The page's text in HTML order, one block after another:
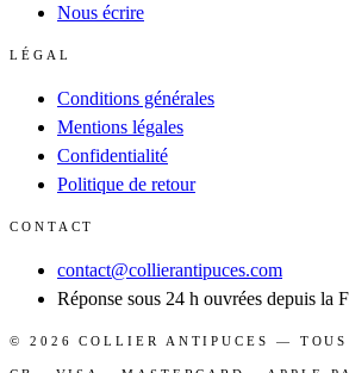
Nous écrire
LÉGAL
Conditions générales
Mentions légales
Confidentialité
Politique de retour
CONTACT
contact@collierantipuces.com
Réponse sous 24 h ouvrées depuis la
© 2026 COLLIER ANTIPUCES — TOUS